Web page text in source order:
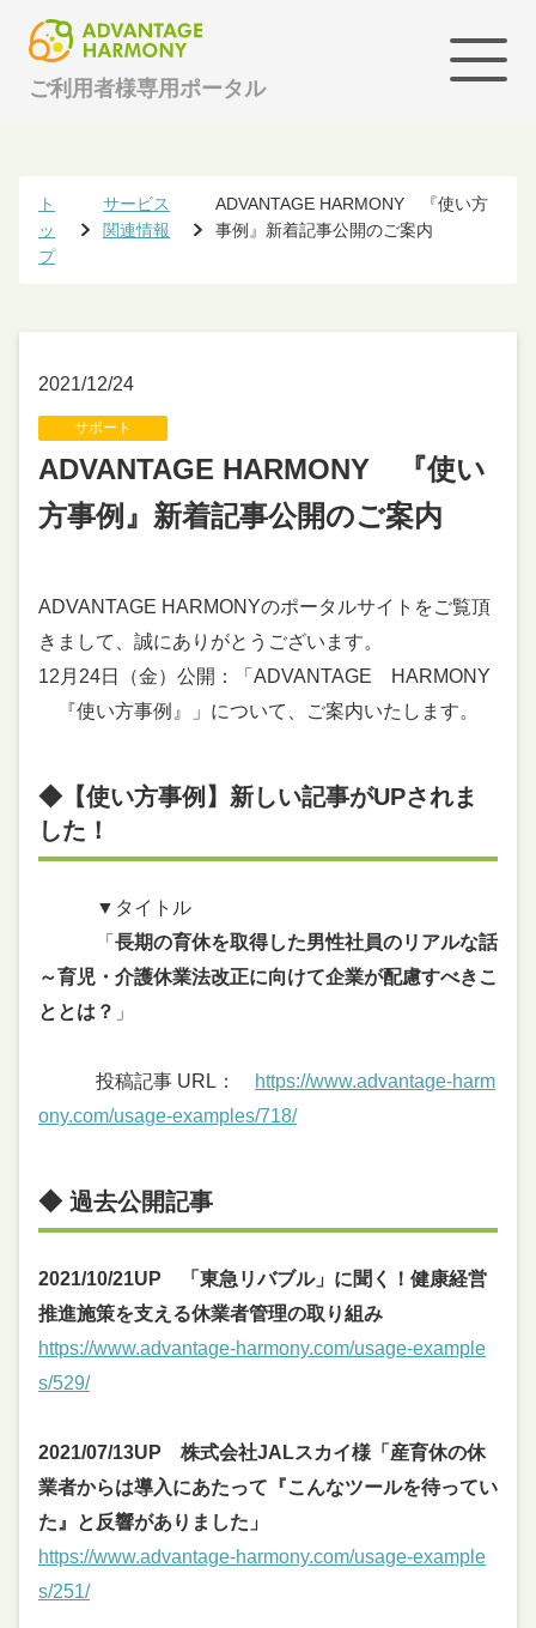
ご利用者様専用ポータル
ト
ッ
プ
サービス
関連情報
ADVANTAGE HARMONY 『使い方
事例』新着記事公開のご案内
2021/12/24
サポート
ADVANTAGE HARMONY 『使い
方事例』新着記事公開のご案内
ADVANTAGE HARMONYのポータルサイトをご覧頂
きまして、誠にありがとうございます。
12月24日（金）公開：「ADVANTAGE HARMONY
『使い方事例』」について、ご案内いたします。
◆【使い方事例】新しい記事がUPされま
した！
▼タイトル
「 長期の育休を取得した男性社員のリアルな話
～育児・介護休業法改正に向けて企業が配慮すべきこ
ととは？ 」
投稿記事 URL：
https://www.advantage-harm
ony.com/usage-examples/718/
◆ 過去公開記事
2021/10/21UP 「東急リバブル」に聞く！健康経営
推進施策を支える休業者管理の取り組み
https://www.advantage-harmony.com/usage-example
s/529/
2021/07/13UP 株式会社JALスカイ様「産育休の休
業者からは導入にあたって『こんなツールを待ってい
た』と反響がありました」
https://www.advantage-harmony.com/usage-example
s/251/